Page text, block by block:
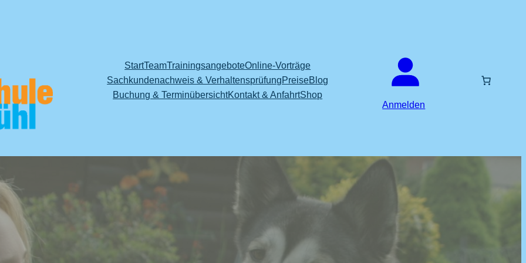
StartTeamTrainingsangeboteOnline-Vorträge
Sachkundenachweis & VerhaltensprüfungPreiseBlog
Buchung & TerminübersichtKontakt & AnfahrtShop
Anmelden